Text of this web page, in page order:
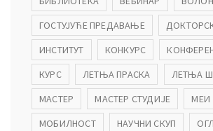
ГОСТУЈУЋЕ ПРЕДАВАЊЕ
ИНСТИТУТ
КОНКУРС
КУРС
ЛЕТЊА ПРАСКА
ЛЕТЊА
МАСТЕР
МАСТЕР СТУДИЈЕ
МЕИ
МОБИЛНОСТ
НАУЧНИ СКУП